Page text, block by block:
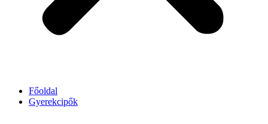
Főoldal
Gyerekcipők